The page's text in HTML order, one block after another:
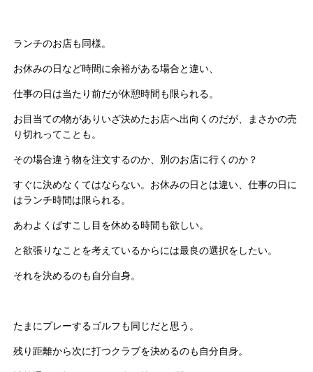
ランチのお店も同様。
お休みの日など時間に余裕がある場合と違い、
仕事の日は当たり前だが休憩時間も限られる。
お目当ての物がありいざ決めたお店へ出向くのだが、まさかの売
り切れってことも。
その場合違う物を注文するのか、別のお店に行くのか？
すぐに決めなくてはならない。お休みの日とは違い、仕事の日に
はランチ時間は限られる。
あわよくばすこし目を休める時間も欲しい。
と欲張りなことを考えているからには最良の選択をしたい。
それを決めるのも自分自身。
たまにプレーするゴルフも同じだと思う。
残り距離から次に打つクラブを決めるのも自分自身。